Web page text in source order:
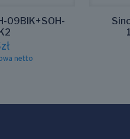
09BIK+SOH-
zł
netto